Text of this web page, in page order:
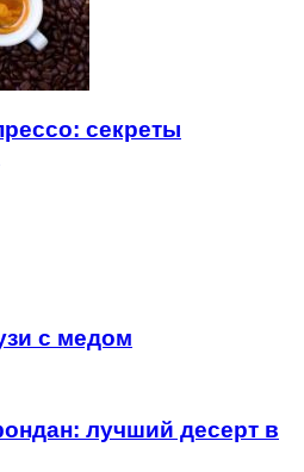
секреты
с медом
лучший десерт в